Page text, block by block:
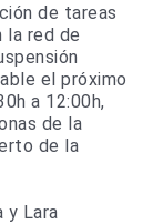
de tareas
la red de
el próximo
a 12:00h,
de la
de la
y Lara